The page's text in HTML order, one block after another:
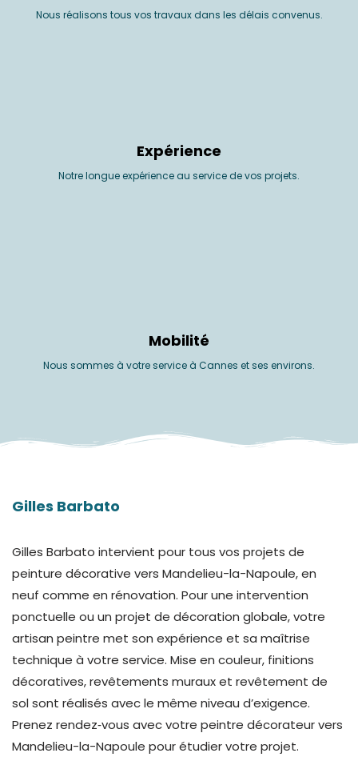
Nous réalisons tous vos travaux dans les délais convenus.
Expérience
Notre longue expérience au service de vos projets.
Mobilité
Nous sommes à votre service à Cannes et ses environs.
Gilles Barbato
Gilles Barbato intervient pour tous vos projets de
peinture décorative vers Mandelieu-la-Napoule, en
neuf comme en rénovation. Pour une intervention
ponctuelle ou un projet de décoration globale, votre
artisan peintre met son expérience et sa maîtrise
technique à votre service. Mise en couleur, finitions
décoratives, revêtements muraux et revêtement de
sol sont réalisés avec le même niveau d’exigence.
Prenez rendez‑vous avec votre peintre décorateur vers
Mandelieu-la-Napoule pour étudier votre projet.